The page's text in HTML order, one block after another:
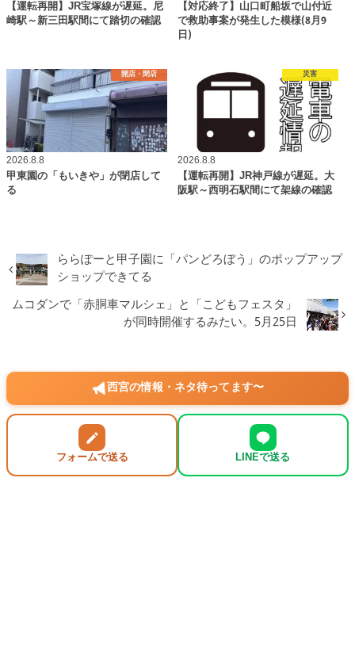
【運転再開】JR宝塚線が遅延。尼
崎駅～新三田駅間にて踏切の確認
【対応終了】山口町船坂で山付近
で救助事案が発生した模様(8月9
日)
開店・閉店
2026.8.8
甲東園の「もいきや」が閉店して
る
災害
2026.8.8
【運転再開】JR神戸線が遅延。大
阪駅～西明石駅間にて架線の確認
ららぽーと甲子園に「パンどろぼう」のポップアップ
ショップできてる
ムコダンで「赤胴車マルシェ」と「こどもフェスタ」
が同時開催するみたい。5月25日
西宮の情報・ネタ待ってます〜
フォームで送る LINEで送る